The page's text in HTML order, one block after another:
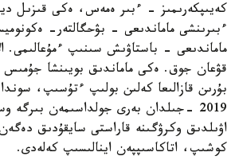
كەيىپكەرىمىز - ءبىر ەمەس، ەكى قىزىل
ءبىرىنشى ماماندىعى - بۋحگالتەر-
ماماندىعى - باستاۋىش سىنىپ ءمۇعالىمى.
بۇرىن قازالىعا كەلىن بولىپ ءتۇسىپ،
2019 -جىلدان بەرى جولداسىمەن
اۋىلدىق وكرۋگىنە قاراستى سايقۇدىق
كوشىپ، اتاكاسىپپەن اينالىسىپ كەلەدى.